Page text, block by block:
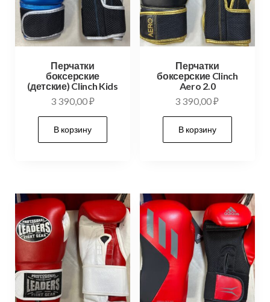
Перчатки
боксерские
(детские) Clinch Kids
3 390,00₽
В корзину
Перчатки
боксерские Clinch
Aero 2.0
3 390,00₽
В корзину